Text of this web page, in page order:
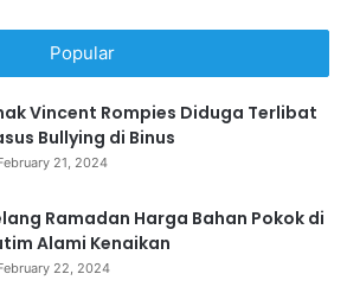
Popular
Vincent Rompies Diduga Terlibat
Bullying di Binus
21, 2024
Ramadan Harga Bahan Pokok di
Alami Kenaikan
22, 2024